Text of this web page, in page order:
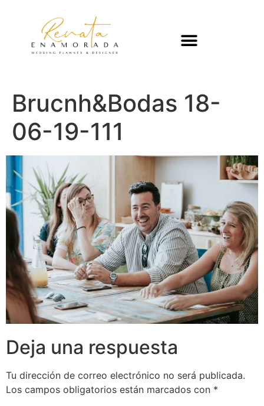
Brucnh&Bodas 18-
06-19-111
Deja una respuesta
Tu dirección de correo electrónico no será publicada.
Los campos obligatorios están marcados con *